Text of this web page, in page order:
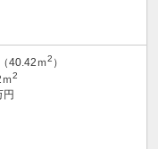
40.42ｍ2 ）
ｍ2